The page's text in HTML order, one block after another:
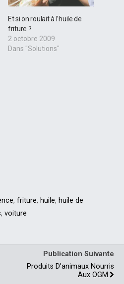
Et si on roulait à l’huile de
friture ?
2 octobre 2009
Dans "Solutions"
, friture, huile, huile de
, voiture
Publication Suivante
Produits D’animaux Nourris
Aux OGM